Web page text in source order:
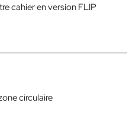
cahier en version FLIP
circulaire